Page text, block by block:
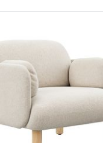
Gestell, Teller-Fuß
Wollbezug VELITO